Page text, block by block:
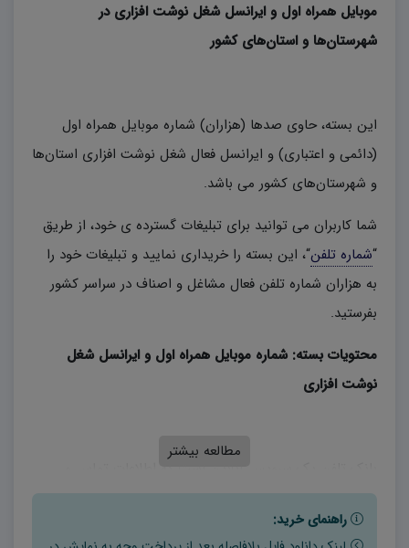
موبایل همراه اول و ایرانسل شغل نوشت افزاری در
شهرستان‌ها و استان‌های کشور
این بسته، حاوی صدها (هزاران) شماره موبایل همراه اول
(دائمی و اعتباری) و ایرانسل فعال شغل نوشت افزاری استان‌‌ها
و شهرستان‌های کشور می باشد.
شما کاربران می توانید برای تبلیغات گسترده ی خود، از طریق
“شماره تلفن“، این بسته را خریداری نمایید و تبلیغات خود را
به هزاران شماره تلفن فعال مشاغل و اصناف در سراسر کشور
بفرستید.
محتویات بسته: شماره موبایل همراه اول و ایرانسل شغل
نوشت افزاری
است. این بانک تلفن معمولاً در گوشی‌های هوشمند،
مطالعه بیشتر
راهنمای خرید: